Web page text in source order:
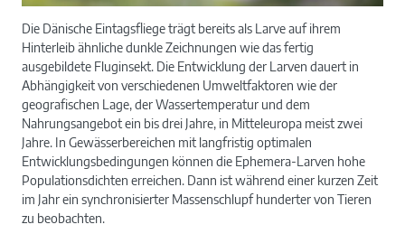
Die Dänische Eintagsfliege trägt bereits als Larve auf ihrem
Hinterleib ähnliche dunkle Zeichnungen wie das fertig
ausgebildete Fluginsekt. Die Entwicklung der Larven dauert in
Abhängigkeit von verschiedenen Umweltfaktoren wie der
geografischen Lage, der Wassertemperatur und dem
Nahrungsangebot ein bis drei Jahre, in Mitteleuropa meist zwei
Jahre. In Gewässerbereichen mit langfristig optimalen
Entwicklungsbedingungen können die Ephemera-Larven hohe
Populationsdichten erreichen. Dann ist während einer kurzen Zeit
im Jahr ein synchronisierter Massenschlupf hunderter von Tieren
zu beobachten.